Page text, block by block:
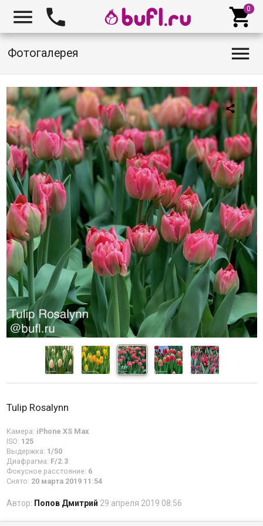
  
Фотогалерея 
Tulip Rosalynn
Камера: iPhone XS Max
ISO: 125
Выдержка: 1/50
Диафрагма: F/2.3
Фокусное расстояние: 6
Снято: 20 марта 2019 11:54
Автор: Попов Дмитрий 29 апреля 2019 08:56